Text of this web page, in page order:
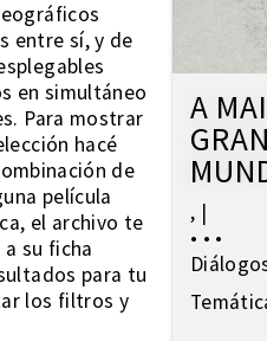
entre sí, y de
en simultáneo
Para mostrar
hacé
de
película
el archivo te
su ficha
para tu
los filtros y
A
, |
• • •